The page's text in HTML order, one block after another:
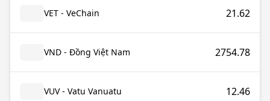
VET - VeChain 21.62
VND - Đồng Việt Nam 2754.78
VUV - Vatu Vanuatu 12.46